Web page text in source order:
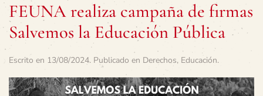
FEUNA realiza campaña de firmas
Salvemos la Educación Pública
Escrito en 13/08/2024. Publicado en Derechos, Educación.